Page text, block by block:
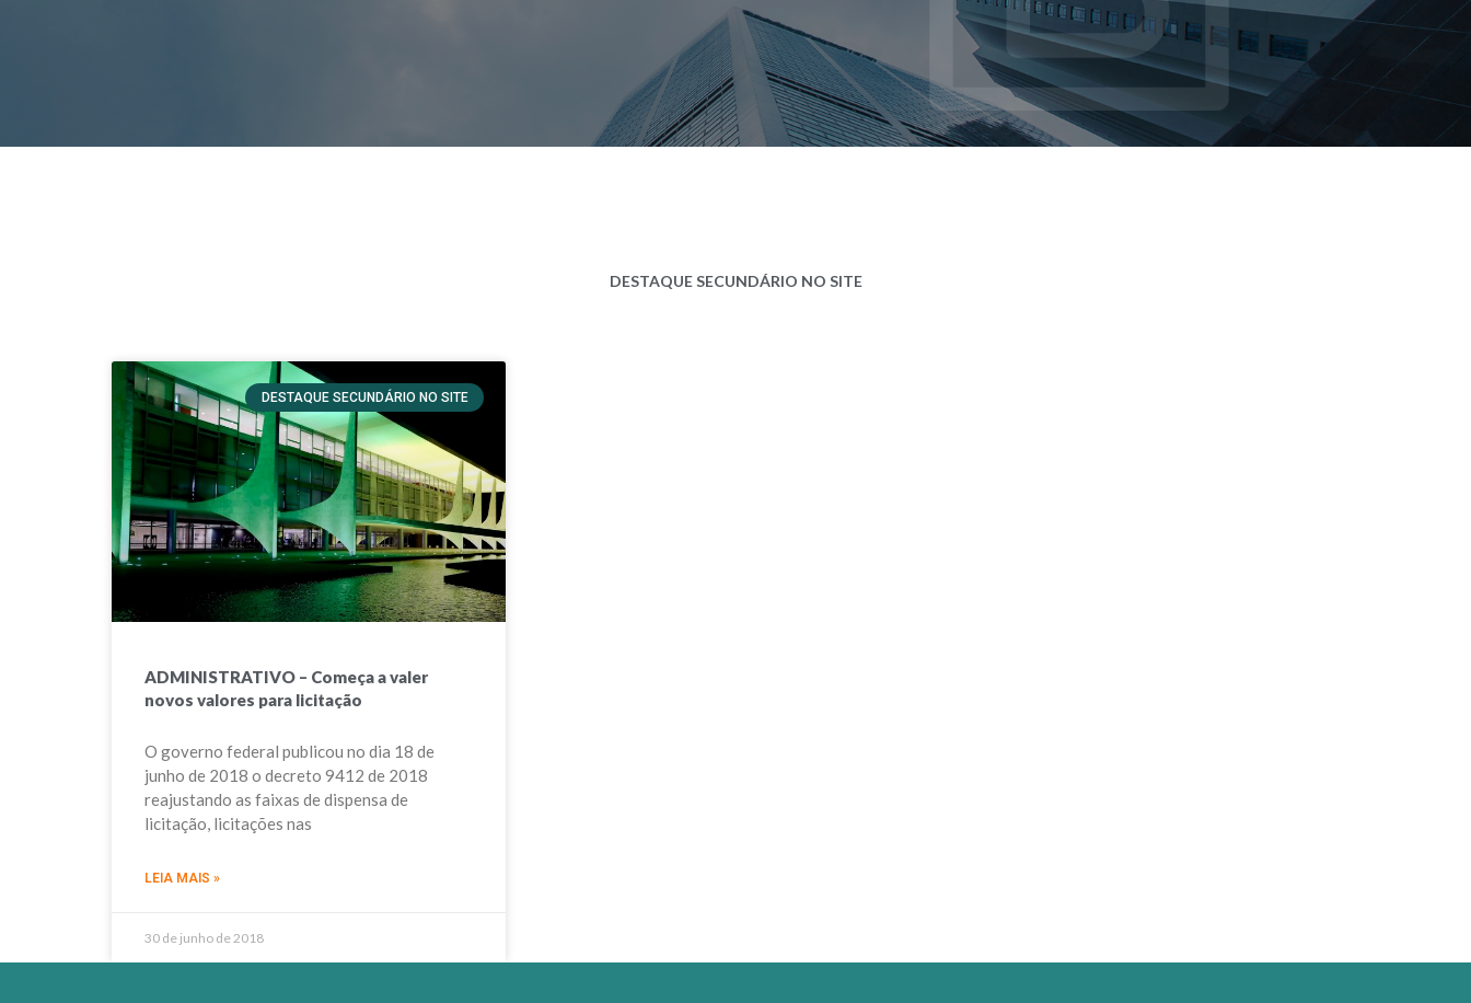
DESTAQUE SECUNDÁRIO NO SITE
DESTAQUE SECUNDÁRIO NO SITE
ADMINISTRATIVO – Começa a valer
novos valores para licitação
O governo federal publicou no dia 18 de
junho de 2018 o decreto 9412 de 2018
reajustando as faixas de dispensa de
licitação, licitações nas
LEIA MAIS »
30 de junho de 2018